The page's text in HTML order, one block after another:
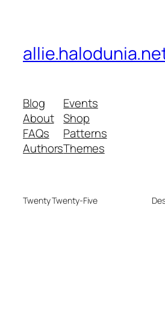
Blog
About
FAQs
Authors
Events
Shop
Patterns
Themes
Twenty Twenty-Five